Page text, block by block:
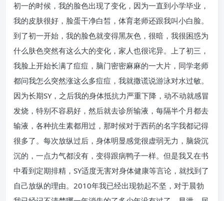
初一的时候，我的脸色出现了变化，因为一直到小学毕业，
我的皮肤很好，脸蛋干净白皙，体育老师还跟我叫小白脸。
到了初一开始，我的脸色就变得黑灰色，很暗，我很困惑为
什么肤色突然有这么大的变化，家人也很诧异。上了初三，
我脸上开始长满了痘痘，脑门密密麻麻的一大片，同学老师
都问我怎么突然涨这么多痘痘，我就撒谎说游泳对水过敏。
因为长期SY，之后我的身体抵抗力严重下降，动不动就感冒
发烧，特别不容易好，然后就去诊所输液，每隔半个月都去
输液，各种抗生素都用过，那时候对于西药的名字我都记得
很多了。每次放纵过后，身体明显感觉很虚弱无力，脑袋沉
沉的，一点力气都没有，变得跟病鸭子一样。但是我又在书
中看到定期排精，SY适度无害对身体健康等言论，就找到了
自己放纵的理由。2010年我已经出现勃起不坚，对于晨勃